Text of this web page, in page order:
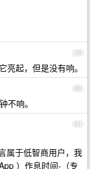
19
起，但是没有响。
20
不响。
21
属于低智商用户，我
）作息时间-（专